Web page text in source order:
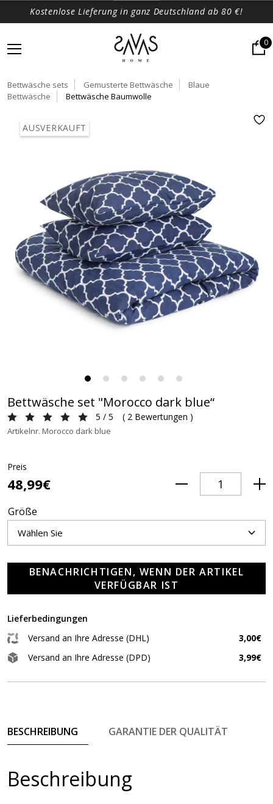
Kostenlose Lieferung in ganz Deutschland ab 80 €!
0
Bettwäsche sets Gemusterte Bettwäsche
Blaue
Bettwäsche
Bettwäsche Baumwolle
AUSVERKAUFT
Bettwäsche set "Morocco dark blue“
5 / 5 ( 2 Bewertungen )
Artikelnr. Morocco dark blue
Preis
48,99€
Größe
BENACHRICHTIGEN, WENN DER ARTIKEL
VERFÜGBAR IST
Lieferbedingungen
Versand an Ihre Adresse (DHL)
3,00€
Versand an Ihre Adresse (DPD)
3,99€
BESCHREIBUNG GARANTIE DER QUALITÄT
Beschreibung